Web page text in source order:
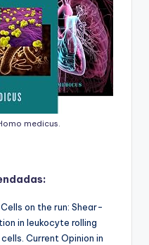
medicus.
on the run: Shear-
in leukocyte rolling
Current Opinion in